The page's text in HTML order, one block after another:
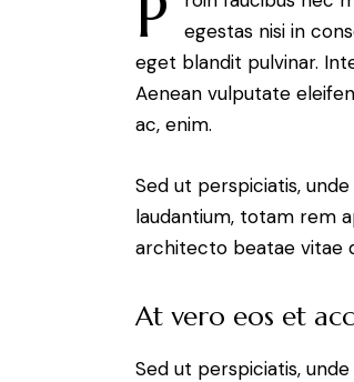
egestas nisi in
eget blandit pulvinar.
Aenean vulputate
ac, enim.
Sed ut perspiciatis,
laudantium, totam rem
architecto beatae vitae
At vero eos et
Sed ut perspiciatis,